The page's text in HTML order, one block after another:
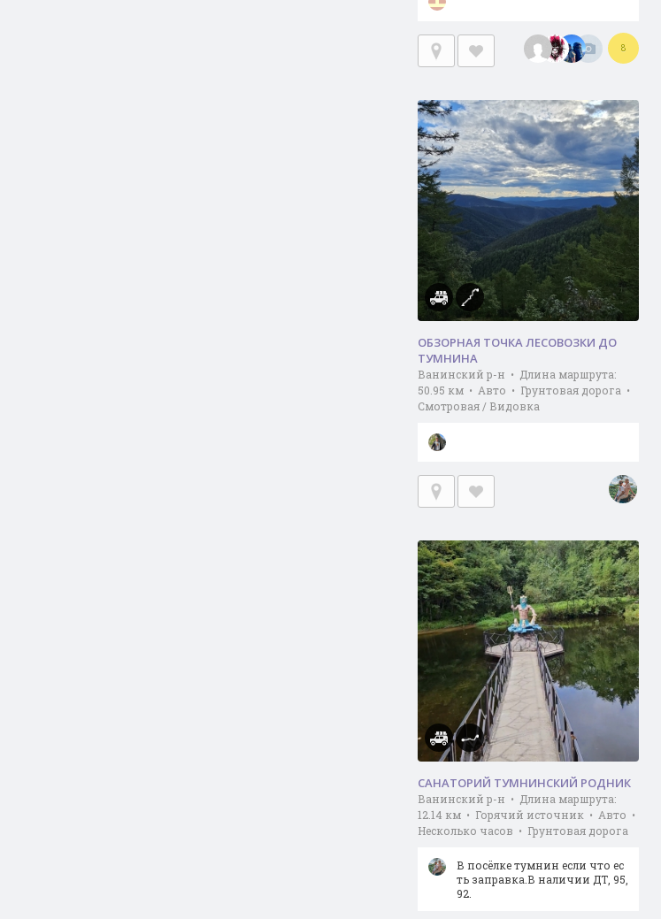
8
ОБЗОРНАЯ ТОЧКА ЛЕСОВОЗКИ ДО
ТУМНИНА
Ванинский р-н • Длина маршрута:
50.95 км • Авто • Грунтовая дорога •
Смотровая / Видовка
САНАТОРИЙ ТУМНИНСКИЙ РОДНИК
Ванинский р-н • Длина маршрута:
12.14 км • Горячий источник • Авто •
Несколько часов • Грунтовая дорога
В посёлке тумнин если что ес
ть заправка.В наличии ДТ, 95,
92.